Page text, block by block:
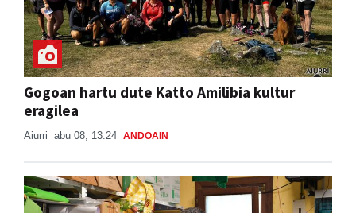
Gogoan hartu dute Katto Amilibia kultur
eragilea
Aiurri abu 08, 13:24 ANDOAIN